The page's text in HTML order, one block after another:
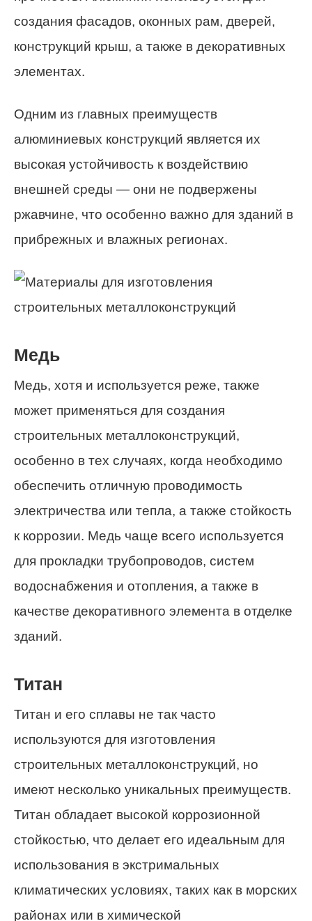
создания фасадов, оконных рам, дверей,
конструкций крыш, а также в декоративных
элементах.
Одним из главных преимуществ
алюминиевых конструкций является их
высокая устойчивость к воздействию
внешней среды — они не подвержены
ржавчине, что особенно важно для зданий в
прибрежных и влажных регионах.
Медь
Медь, хотя и используется реже, также
может применяться для создания
строительных металлоконструкций,
особенно в тех случаях, когда необходимо
обеспечить отличную проводимость
электричества или тепла, а также стойкость
к коррозии. Медь чаще всего используется
для прокладки трубопроводов, систем
водоснабжения и отопления, а также в
качестве декоративного элемента в отделке
зданий.
Титан
Титан и его сплавы не так часто
используются для изготовления
строительных металлоконструкций, но
имеют несколько уникальных преимуществ.
Титан обладает высокой коррозионной
стойкостью, что делает его идеальным для
использования в экстримальных
климатических условиях, таких как в морских
районах или в химической